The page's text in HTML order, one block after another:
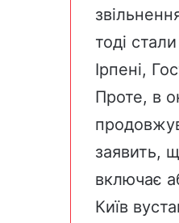
тоді
Ірпені,
Проте, в
заявить,
включає
Київ